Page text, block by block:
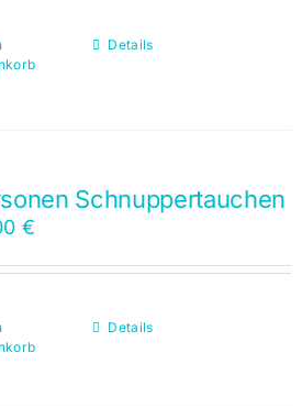
Details
Schnuppertauchen
€
Details